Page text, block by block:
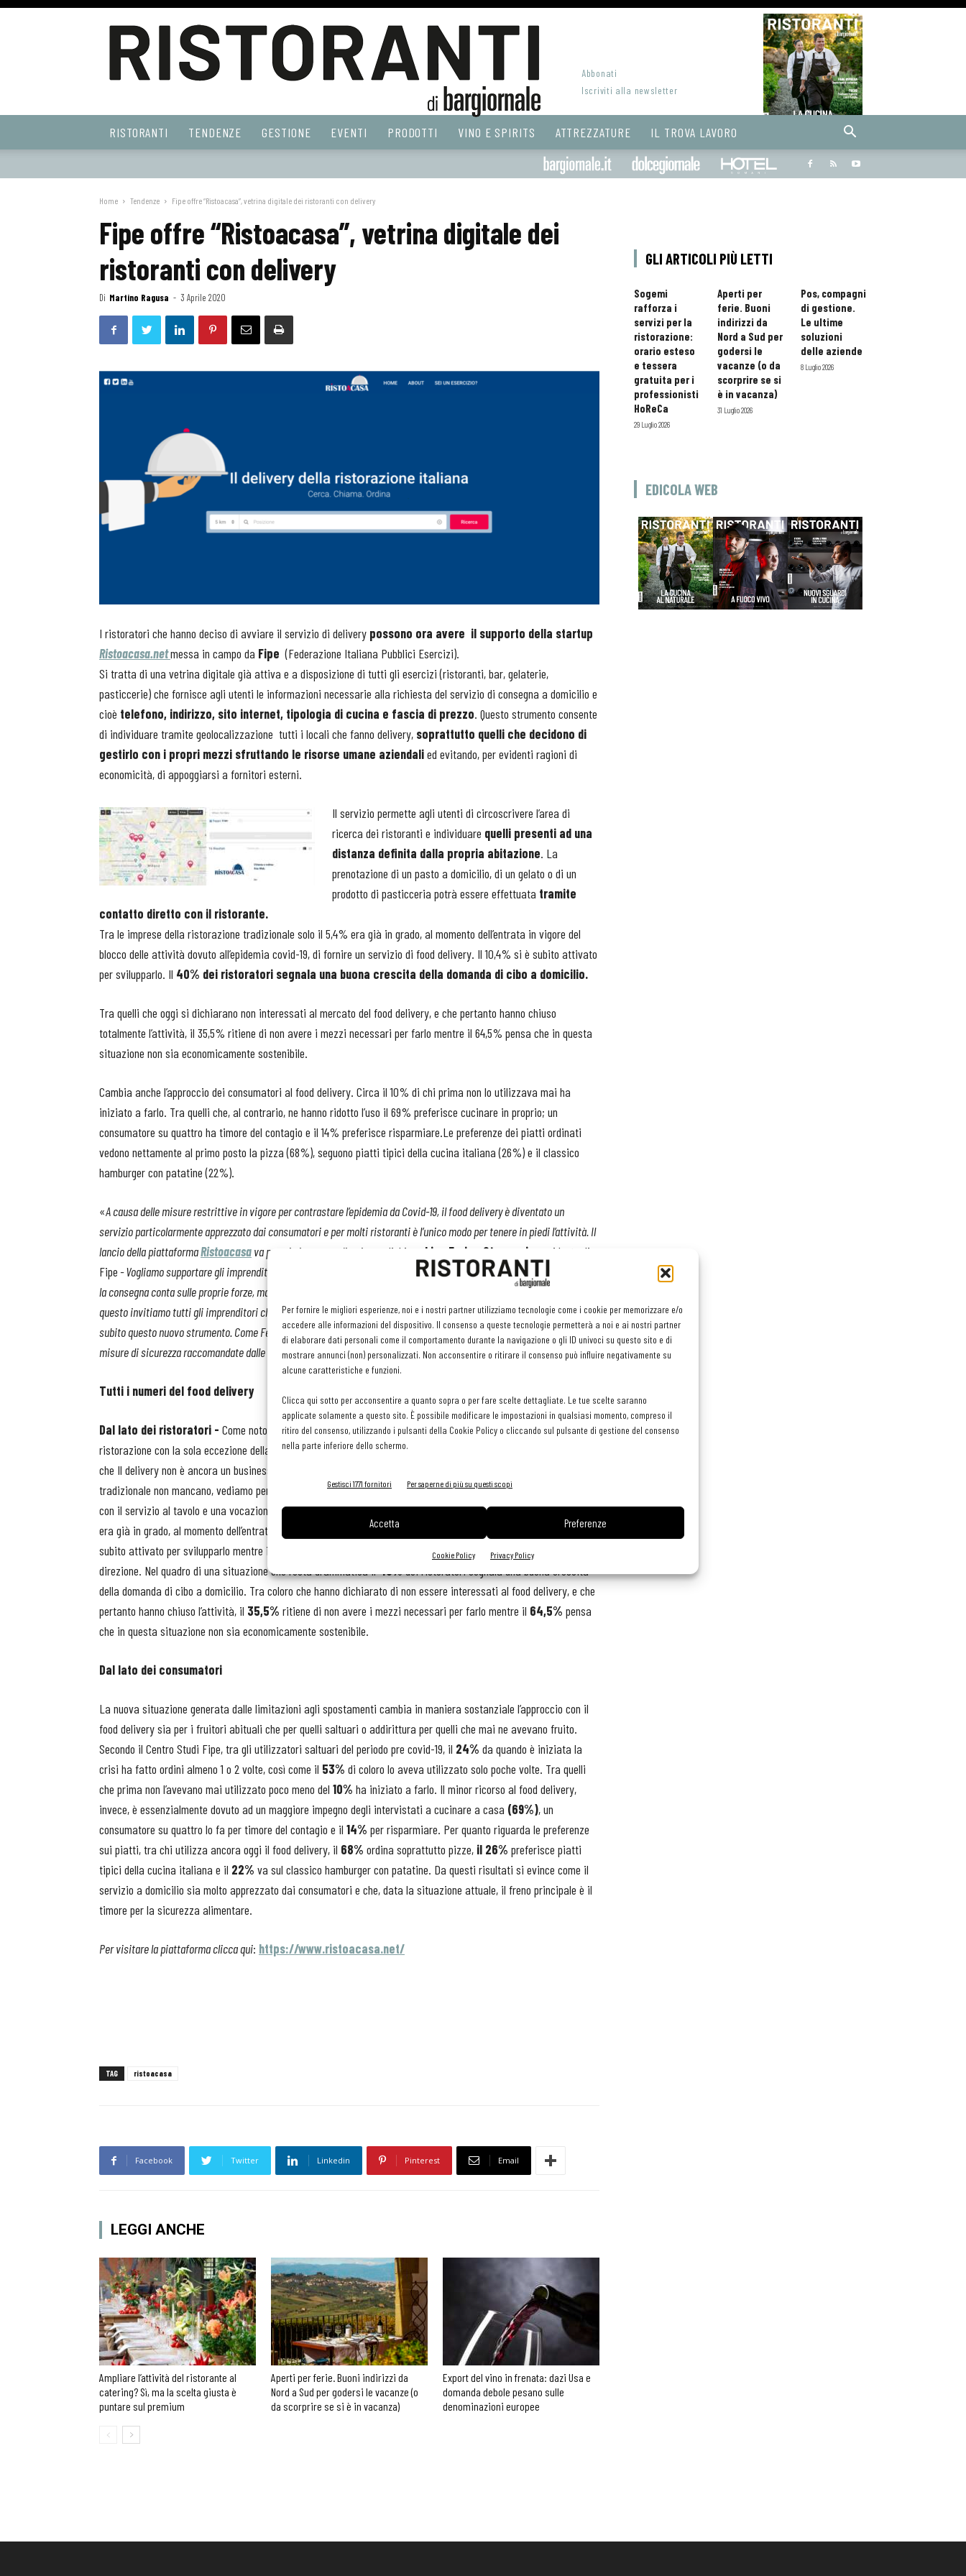
Per fornire le migliori esperienze, noi e i nostri partner utilizziamo tecnologie come i cookie per memorizzare e/o
accedere alle informazioni del dispositivo. Il consenso a queste tecnologie permetterà a noi e ai nostri partner
di elaborare dati personali come il comportamento durante la navigazione o gli ID univoci su questo sito e di
mostrare annunci (non) personalizzati. Non acconsentire o ritirare il consenso può influire negativamente su
alcune caratteristiche e funzioni.
Clicca qui sotto per acconsentire a quanto sopra o per fare scelte dettagliate. Le tue scelte saranno
applicate solamente a questo sito. È possibile modificare le impostazioni in qualsiasi momento, compreso il
ritiro del consenso, utilizzando i pulsanti della Cookie Policy o cliccando sul pulsante di gestione del consenso
nella parte inferiore dello schermo.
Gestisci 1771 fornitori Per saperne di più su questi scopi
Accetta Preferenze
Cookie Policy Privacy Policy
Web
Abbonati
Iscriviti alla newsletter
RISTORANTI TENDENZE GESTIONE EVENTI PRODOTTI VINO E SPIRITS ATTREZZATURE IL TROVA LAVORO
Bargiornale dolcegiornale
Home Tendenze Fipe offre “Ristoacasa”, vetrina digitale dei ristoranti con delivery
Fipe offre “Ristoacasa”, vetrina digitale dei
ristoranti con delivery
Di Martino Ragusa - 3 Aprile 2020
I ristoratori che hanno deciso di avviare il servizio di delivery possono ora avere il supporto della startup
Ristoacasa.netmessa in campo da Fipe(Federazione Italiana Pubblici Esercizi).
Si tratta di una vetrina digitale già attiva e a disposizione di tutti gli esercizi (ristoranti, bar, gelaterie,
pasticcerie) che fornisce agli utenti le informazioni necessarie alla richiesta del servizio di consegna a domicilio e
cioè telefono, indirizzo, sito internet, tipologia di cucina e fascia di prezzo. Questo strumento consente
di individuare tramite geolocalizzazione tutti i locali che fanno delivery, soprattutto quelli che decidono di
gestirlo con i propri mezzi sfruttando le risorse umane aziendalied evitando, per evidenti ragioni di
economicità, di appoggiarsi a fornitori esterni.
Il servizio permette agli utenti di circoscrivere l’area di
ricerca dei ristoranti e individuare quelli presenti ad una
distanza definita dalla propria abitazione. La
prenotazione di un pasto a domicilio, di un gelato o di un
prodotto di pasticceria potrà essere effettuata tramite
contatto diretto con il ristorante.
Tra le imprese della ristorazione tradizionale solo il 5,4% era già in grado, al momento dell’entrata in vigore del
blocco delle attività dovuto all’epidemia covid-19, di fornire un servizio di food delivery. Il 10,4% si è subito attivato
per svilupparlo. Il 40% dei ristoratori segnala una buona crescita della domanda di cibo a domicilio.
Tra quelli che oggi si dichiarano non interessati al mercato del food delivery, e che pertanto hanno chiuso
totalmente l’attività, il 35,5% ritiene di non avere i mezzi necessari per farlo mentre il 64,5% pensa che in questa
situazione non sia economicamente sostenibile.
Cambia anche l’approccio dei consumatori al food delivery. Circa il 10% di chi prima non lo utilizzava mai ha
iniziato a farlo. Tra quelli che, al contrario, ne hanno ridotto l’uso il 69% preferisce cucinare in proprio; un
consumatore su quattro ha timore del contagio e il 14% preferisce risparmiare.Le preferenze dei piatti ordinati
vedono nettamente al primo posto la pizza (68%), seguono piatti tipici della cucina italiana (26%) e il classico
hamburger con patatine (22%).
«A causa delle misure restrittive in vigore per contrastare l’epidemia da Covid-19, il food delivery è diventato un
servizio particolarmente apprezzato dai consumatori e per molti ristoranti è l’unico modo per tenere in piedi l’attività. Il
lancio della piattaformaRistoacasava proprio in questa direzione - dichiara Lino Enrico Stoppani,
presidente di
Fipe - Vogliamo supportare gli imprenditori a sviluppare al meglio il servizio a domicilio, dando visibilità anche a chi per
la consegna conta sulle proprie forze, magari impiegando in questo servizio il personale attualmente inutilizzato. Per
questo invitiamo tutti gli imprenditori che vedono nel delivery un’opportunità per la propria azienda ad utilizzare sin da
subito questo nuovo strumento. Come Federazione sentiamo il dovere di richiamare l’attenzione delle imprese alle
misure di sicurezza raccomandate dalle autorità sanitarie in un momento difficile come questo».
Tutti i numeri del food delivery
Dal lato dei ristoratori - Come noto il DPCM dell’11 marzo ha imposto l’obbligo di chiusura delle attività di
ristorazione con la sola eccezione della consegna di cibo a domicilio. Da un’indagine del Centro Studi Fipe si rileva
che Il delivery non è ancora un business per tutti ma che le potenzialità di sviluppo nell’ambito della ristorazione
tradizionale non mancano, vediamo perché. Tra gli imprenditori della ristorazione tradizionale, per intenderci quelle
con il servizio al tavolo e una vocazione gastronomica focalizzata sulla cucina italiana e/o regionale, solo il5,4%
era già in grado, al momento dell’entrata in vigore del decreto, di fornire un servizio di food delivery. Il
10,4%si è
subito attivato per svilupparlo mentre il restante
ha affermato di non avere intenzione di muoversi in questa
direzione. Nel quadro di una situazione che resta drammatica il40%dei ristoratori segnala una buona crescita
della domanda di cibo a domicilio. Tra coloro che hanno dichiarato di non essere interessati al food delivery, e che
pertanto hanno chiuso l’attività, il 35,5% ritiene di non avere i mezzi necessari per farlo mentre il 64,5% pensa
che in questa situazione non sia economicamente sostenibile.
Dal lato dei consumatori
La nuova situazione generata dalle limitazioni agli spostamenti cambia in maniera sostanziale l’approccio con il
food delivery sia per i fruitori abituali che per quelli saltuari o addirittura per quelli che mai ne avevano fruito.
Secondo il Centro Studi Fipe, tra gli utilizzatori saltuari del periodo pre covid-19, il 24% da quando è iniziata la
crisi ha fatto ordini almeno 1 o 2 volte, così come il 53% di coloro lo aveva utilizzato solo poche volte. Tra quelli
che prima non l’avevano mai utilizzato poco meno del 10% ha iniziato a farlo. Il minor ricorso al food delivery,
invece, è essenzialmente dovuto ad un maggiore impegno degli intervistati a cucinare a casa (69%), un
consumatore su quattro lo fa per timore del contagio e il 14% per risparmiare. Per quanto riguarda le preferenze
sui piatti, tra chi utilizza ancora oggi il food delivery, il 68% ordina soprattutto pizze, il 26% preferisce piatti
tipici della cucina italiana e il 22% va sul classico hamburger con patatine. Da questi risultati si evince come il
servizio a domicilio sia molto apprezzato dai consumatori e che, data la situazione attuale, il freno principale è il
timore per la sicurezza alimentare.
Per visitare la piattaforma clicca qui: https://www.ristoacasa.net/
TAG ristoacasa
Facebook Twitter Linkedin Pinterest Email
LEGGI ANCHE
Ampliare l’attività del ristorante al
catering? Sì, ma la scelta giusta è
puntare sul premium
Aperti per ferie. Buoni indirizzi da
Nord a Sud per godersi le vacanze (o
da scorprire se si è in vacanza)
Export del vino in frenata: dazi Usa e
domanda debole pesano sulle
denominazioni europee
GLI ARTICOLI PIÙ LETTI
Sogemi
rafforza i
servizi per la
ristorazione:
orario esteso
e tessera
gratuita per i
professionisti
HoReCa
29 Luglio 2026
Aperti per
ferie. Buoni
indirizzi da
Nord a Sud per
godersi le
vacanze (o da
scorprire se si
è in vacanza)
31 Luglio 2026
Pos, compagni
di gestione.
Le ultime
soluzioni
delle aziende
8 Luglio 2026
EDICOLA WEB